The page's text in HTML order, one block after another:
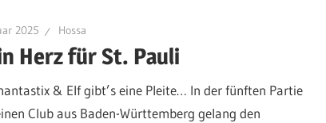
2025 Hossa
Herz für St. Pauli
& Elf gibt’s eine Pleite… In der fünften Partie
Club aus Baden-Württemberg gelang den